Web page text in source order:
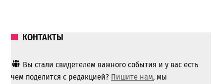
КОНТАКТЫ
Вы стали свидетелем важного события и у вас есть
чем поделится с редакцией? Пишите нам, мы